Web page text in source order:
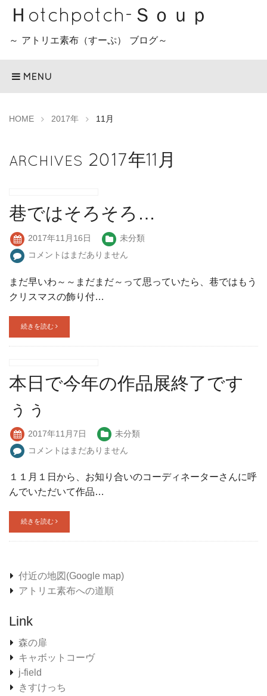
Ｈotchpotch-Ｓｏｕｐ
～ アトリエ素布（すーぷ） ブログ～
MENU
HOME 2017年 11月
ARCHIVES 2017年11月
巷ではそろそろ…
2017年11月16日
未分類
コメントはまだありません
まだ早いわ～～まだまだ～って思っていたら、巷ではもう
クリスマスの飾り付…
続きを読む
本日で今年の作品展終了です
ぅぅ
2017年11月7日
未分類
コメントはまだありません
１１月１日から、お知り合いのコーディネーターさんに呼
んでいただいて作品…
続きを読む
付近の地図(Google map)
アトリエ素布への道順
Link
森の扉
キャボットコーヴ
j-field
きすけっち